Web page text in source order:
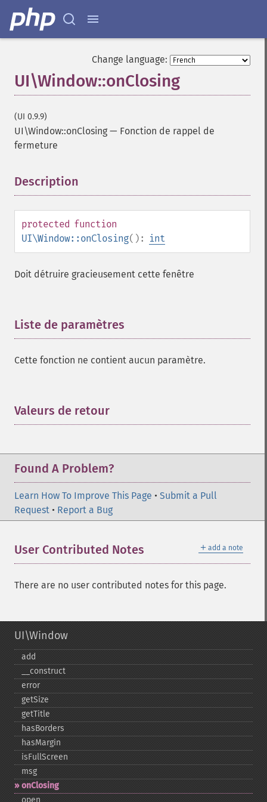
Change language:
UI\Window::onClosing
(UI 0.9.9)
UI\Window::onClosing — Fonction de rappel de
fermeture
Description
protected function
UI\Window::onClosing(): int
Doit détruire gracieusement cette fenêtre
Liste de paramètres
Cette fonction ne contient aucun paramètre.
Valeurs de retour
Found A Problem?
Learn How To Improve This Page • Submit a Pull
Request • Report a Bug
＋ add a note
User Contributed Notes
There are no user contributed notes for this page.
UI\Window
add
_​_​construct
error
getSize
getTitle
hasBorders
hasMargin
isFullScreen
msg
onClosing
open